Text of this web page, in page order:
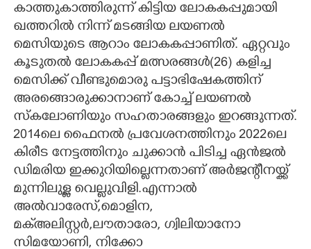
കാത്തുകാത്തിരുന്ന് കിട്ടിയ ലോകകപ്പുമായി
ഖത്തറിൽ നിന്ന് മടങ്ങിയ ലയണൽ
മെസിയുടെ ആറാം ലോകകപ്പാണിത്. ഏറ്റവും
കൂടുതൽ ലോകകപ്പ് മത്സരങ്ങൾ(26) കളിച്ച
മെസിക്ക് വീണ്ടുമൊരു പട്ടാഭിഷേകത്തിന്
അരങ്ങൊരുക്കാനാണ് കോച്ച് ലയണൽ
സ്കലോണിയും സഹതാരങ്ങളും ഇറങ്ങുന്നത്.
2014ലെ ഫൈനൽ പ്രവേശനത്തിനും 2022ലെ
കിരീട നേട്ടത്തിനും ചുക്കാൻ പിടിച്ച ഏൻജൽ
ഡിമരിയ ഇക്കുറിയില്ലെന്നതാണ് അർജന്റീനയ്ക്ക്
മുന്നിലുള്ള വെല്ലുവിളി.എന്നാൽ
അൽവാരേസ്,മൊളിന,
മക്അലിസ്റ്റർ,ലൗതാരോ, ഗ്വിലിയാനോ
സിമയോണി, നിക്കോ